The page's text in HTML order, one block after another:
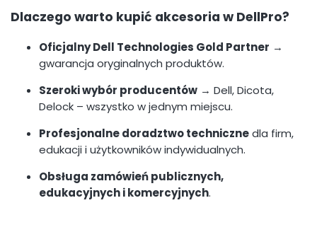
Dlaczego warto kupić akcesoria w DellPro?
Oficjalny Dell Technologies Gold Partner →
gwarancja oryginalnych produktów.
Szeroki wybór producentów → Dell, Dicota,
Delock – wszystko w jednym miejscu.
Profesjonalne doradztwo technicznedla firm,
edukacji i użytkowników indywidualnych.
Obsługa zamówień publicznych,
edukacyjnych i komercyjnych.